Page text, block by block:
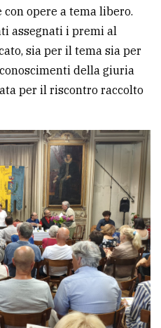
opere a tema libero.
assegnati i premi al
sia per il tema sia per
della giuria
per il riscontro raccolto